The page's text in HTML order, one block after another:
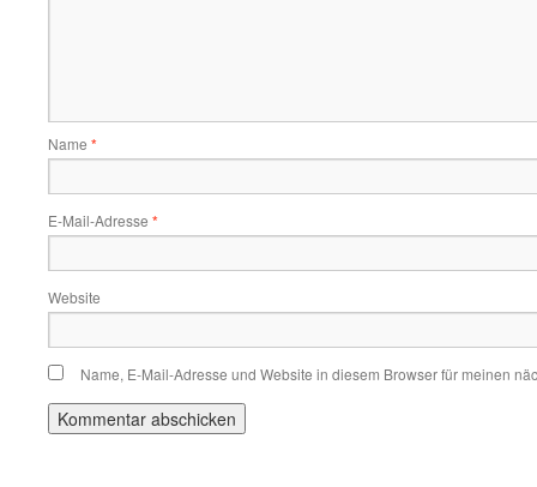
Name *
E-Mail-Adresse *
Website
Name, E-Mail-Adresse und Website in diesem Browser für meinen